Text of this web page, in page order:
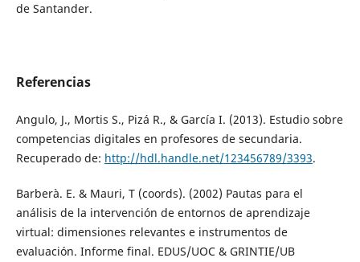
de Santander.
Referencias
Angulo, J., Mortis S., Pizá R., & García I. (2013). Estudio sobre
competencias digitales en profesores de secundaria.
Recuperado de: http://hdl.handle.net/123456789/3393.
Barberà. E. & Mauri, T (coords). (2002) Pautas para el
análisis de la intervención de entornos de aprendizaje
virtual: dimensiones relevantes e instrumentos de
evaluación. Informe final. EDUS/UOC & GRINTIE/UB